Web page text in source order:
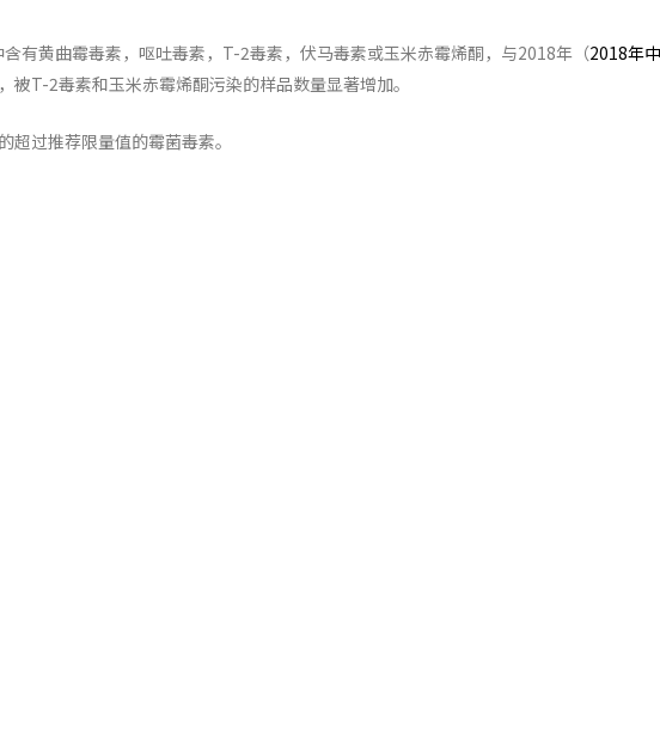
有黄曲霉毒素，呕吐毒素，T-2毒素，伏马毒素或玉米赤霉烯酮，与2018年（2018年
被T-2毒素和玉米赤霉烯酮污染的样品数量显著增加。
过推荐限量值的霉菌毒素。